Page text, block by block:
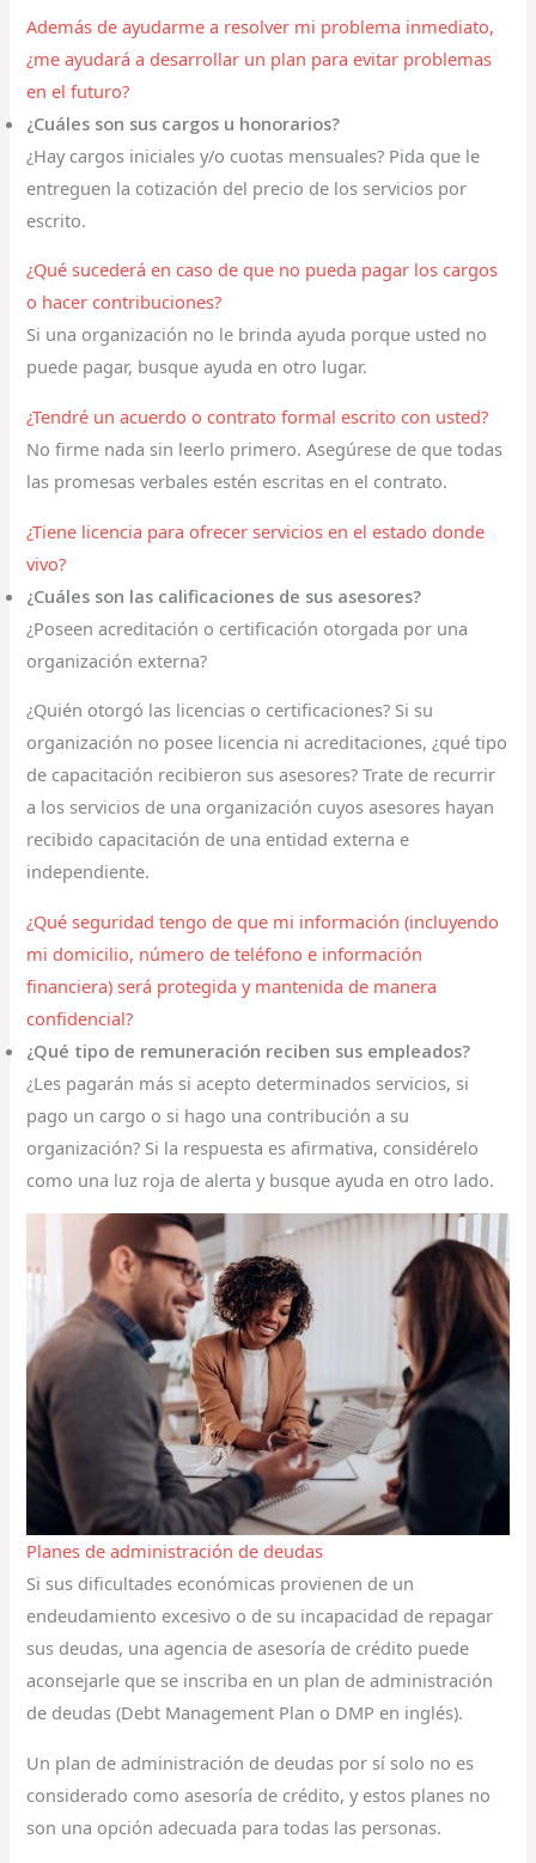
Además de ayudarme a resolver mi problema inmediato,
¿me ayudará a desarrollar un plan para evitar problemas
en el futuro?
¿Cuáles son sus cargos u honorarios?
¿Hay cargos iniciales y/o cuotas mensuales? Pida que le
entreguen la cotización del precio de los servicios por
escrito.
¿Qué sucederá en caso de que no pueda pagar los cargos
o hacer contribuciones?
Si una organización no le brinda ayuda porque usted no
puede pagar, busque ayuda en otro lugar.
¿Tendré un acuerdo o contrato formal escrito con usted?
No firme nada sin leerlo primero. Asegúrese de que todas
las promesas verbales estén escritas en el contrato.
¿Tiene licencia para ofrecer servicios en el estado donde
vivo?
¿Cuáles son las calificaciones de sus asesores?
¿Poseen acreditación o certificación otorgada por una
organización externa?
¿Quién otorgó las licencias o certificaciones? Si su
organización no posee licencia ni acreditaciones, ¿qué tipo
de capacitación recibieron sus asesores? Trate de recurrir
a los servicios de una organización cuyos asesores hayan
recibido capacitación de una entidad externa e
independiente.
¿Qué seguridad tengo de que mi información (incluyendo
mi domicilio, número de teléfono e información
financiera) será protegida y mantenida de manera
confidencial?
¿Qué tipo de remuneración reciben sus empleados?
¿Les pagarán más si acepto determinados servicios, si
pago un cargo o si hago una contribución a su
organización? Si la respuesta es afirmativa, considérelo
como una luz roja de alerta y busque ayuda en otro lado.
Planes de administración de deudas
Si sus dificultades económicas provienen de un
endeudamiento excesivo o de su incapacidad de repagar
sus deudas, una agencia de asesoría de crédito puede
aconsejarle que se inscriba en un plan de administración
de deudas (Debt Management Plan o DMP en inglés).
Un plan de administración de deudas por sí solo no es
considerado como asesoría de crédito, y estos planes no
son una opción adecuada para todas las personas.